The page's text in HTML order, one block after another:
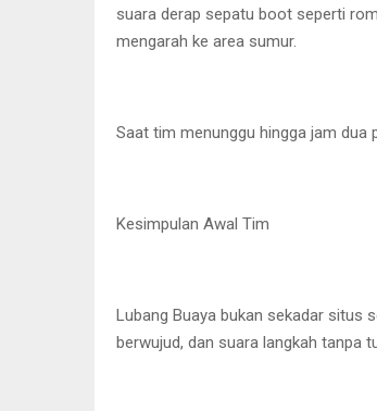
suara derap sepatu boot seperti
mengarah ke area sumur.
Saat tim menunggu hingga jam
Kesimpulan Awal Tim
Lubang Buaya bukan sekadar situs
berwujud, dan suara langkah tanpa